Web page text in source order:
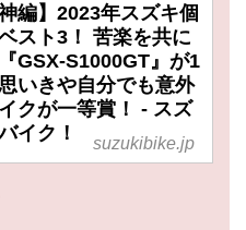
神編】2023年スズキ個
スト3！ 苦楽を共に
GSX-S1000GT』が1
いきや自分でも意外
クが一等賞！ - スズ
イク！
suzukibike.jp